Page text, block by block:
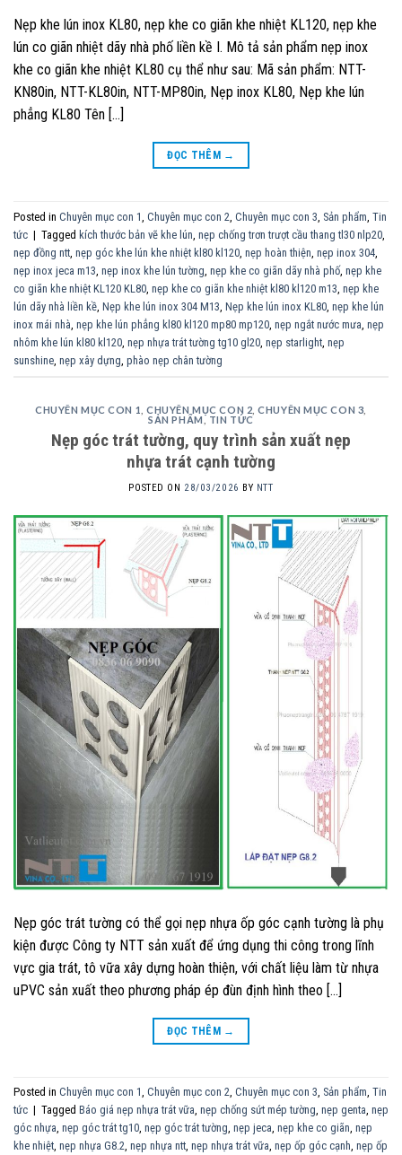
Nẹp khe lún inox KL80, nẹp khe co giãn khe nhiệt KL120, nẹp khe
lún co giãn nhiệt dãy nhà phố liền kề I. Mô tả sản phẩm nẹp inox
khe co giãn khe nhiệt KL80 cụ thể như sau: Mã sản phẩm: NTT-
KN80in, NTT-KL80in, NTT-MP80in, Nẹp inox KL80, Nẹp khe lún
phẳng KL80 Tên […]
ĐỌC THÊM →
Posted in Chuyên mục con 1 Chuyên mục con 2 Chuyên mục con 3 Sản phẩm Tin
tức | Tagged kích thước bản vẽ khe lún nẹp chống trơn trượt cầu thang tl30 nlp20
nẹp đồng ntt nẹp góc khe lún khe nhiệt kl80 kl120 nẹp hoàn thiện nẹp inox 304
nẹp inox jeca m13 nẹp inox khe lún tường nẹp khe co giãn dãy nhà phố, nẹp khe
co giãn khe nhiệt KL120 KL80 nẹp khe co giãn khe nhiệt kl80 kl120 m13 nẹp khe
lún dãy nhà liền kề Nẹp khe lún inox 304 M13 Nẹp khe lún inox KL80 nẹp khe lún
inox mái nhà nẹp khe lún phẳng kl80 kl120 mp80 mp120 nẹp ngắt nước mưa nẹp
nhôm khe lún kl80 kl120 nẹp nhựa trát tường tg10 gl20 nẹp starlight nẹp
sunshine nẹp xây dựng phào nẹp chân tường
CHUYÊN MỤC CON 1 ,CHUYÊN MỤC CON 2 ,CHUYÊN MỤC CON 3
SẢN PHẨM
TIN TỨC
Nẹp góc trát tường, quy trình sản xuất nẹp
nhựa trát cạnh tường
POSTED ON 28/03/2026 BY NTT
Nẹp góc trát tường có thể gọi nẹp nhựa ốp góc cạnh tường là phụ
kiện được Công ty NTT sản xuất để ứng dụng thi công trong lĩnh
vực gia trát, tô vữa xây dựng hoàn thiện, với chất liệu làm từ nhựa
uPVC sản xuất theo phương pháp ép đùn định hình theo […]
ĐỌC THÊM →
Posted in Chuyên mục con 1 Chuyên mục con 2 Chuyên mục con 3 Sản phẩm Tin
tức | Tagged Báo giá nẹp nhựa trát vữa nẹp chống sứt mép tường nẹp genta nẹp
góc nhựa nẹp góc trát tg10 nẹp góc trát tường nẹp jeca nẹp khe co giãn nẹp
khe nhiệt nẹp nhựa G8.2 nẹp nhựa ntt nẹp nhựa trát vữa nẹp ốp góc cạnh nẹp ốp